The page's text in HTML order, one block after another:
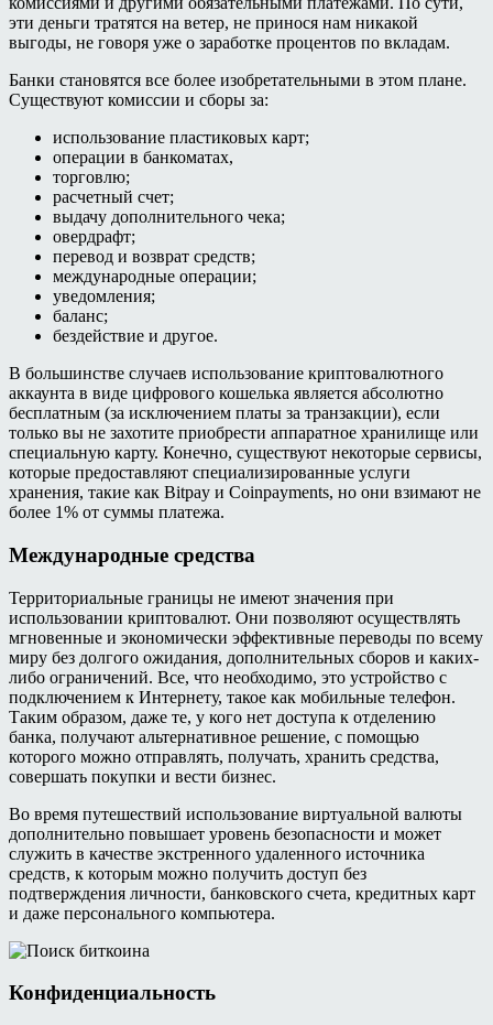
эти деньги тратятся на ветер, не принося нам никакой
выгоды, не говоря уже о заработке процентов по вкладам.
Банки становятся все более изобретательными в этом плане.
Существуют комиссии и сборы за:
использование пластиковых карт;
операции в банкоматах,
торговлю;
расчетный счет;
выдачу дополнительного чека;
овердрафт;
перевод и возврат средств;
международные операции;
уведомления;
баланс;
бездействие и другое.
В большинстве случаев использование криптовалютного
аккаунта в виде цифрового кошелька является абсолютно
бесплатным (за исключением платы за транзакции), если
только вы не захотите приобрести аппаратное хранилище или
специальную карту. Конечно, существуют некоторые сервисы,
которые предоставляют специализированные услуги
хранения, такие как Bitpay и Coinpayments, но они взимают не
более 1% от суммы платежа.
Международные средства
Территориальные границы не имеют значения при
использовании криптовалют. Они позволяют осуществлять
мгновенные и экономически эффективные переводы по всему
миру без долгого ожидания, дополнительных сборов и каких-
либо ограничений. Все, что необходимо, это устройство с
подключением к Интернету, такое как мобильные телефон.
Таким образом, даже те, у кого нет доступа к отделению
банка, получают альтернативное решение, с помощью
которого можно отправлять, получать, хранить средства,
совершать покупки и вести бизнес.
Во время путешествий использование виртуальной валюты
дополнительно повышает уровень безопасности и может
служить в качестве экстренного удаленного источника
средств, к которым можно получить доступ без
подтверждения личности, банковского счета, кредитных карт
и даже персонального компьютера.
Конфиденциальность